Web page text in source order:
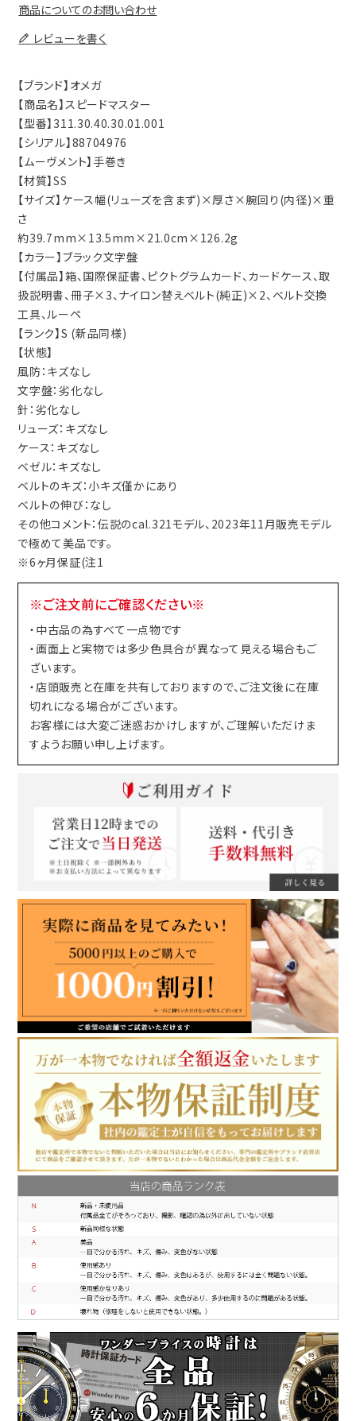
商品についてのお問い合わせ
レビューを書く
【ブランド】オメガ
【商品名】スピードマスター
【型番】311.30.40.30.01.001
【シリアル】88704976
【ムーヴメント】手巻き
【材質】SS
【サイズ】ケース幅(リューズを含まず)×厚さ×腕回り(内径)×重
さ
約39.7mm×13.5mm×21.0cm×126.2g
【カラー】ブラック文字盤
【付属品】箱、国際保証書、ピクトグラムカード、カードケース、取
扱説明書、冊子×3、ナイロン替えベルト(純正)×2、ベルト交換
工具、ルーペ
【ランク】S (新品同様)
【状態】
風防：キズなし
文字盤：劣化なし
針：劣化なし
リューズ：キズなし
ケース：キズなし
ベゼル：キズなし
ベルトのキズ：小キズ僅かにあり
ベルトの伸び：なし
その他コメント：伝説のcal.321モデル、2023年11月販売モデル
で極めて美品です。
※6ヶ月保証(注1
※ご注文前にご確認ください※
・中古品の為すべて一点物です
・画面上と実物では多少色具合が異なって見える場合もご
ざいます。
・店頭販売と在庫を共有しておりますので、ご注文後に在庫
切れになる場合がございます。
お客様には大変ご迷惑おかけしますが、ご理解いただけま
すようお願い申し上げます。